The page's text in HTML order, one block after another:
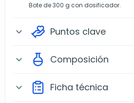
Bote de 300 g con dosificador.
expand_more Puntos clave
expand_more Composición
expand_more Ficha técnica